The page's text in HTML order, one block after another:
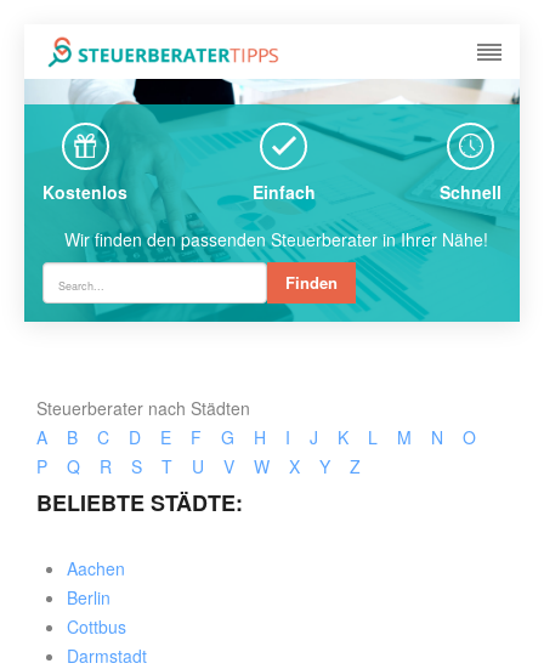
Kostenlos Einfach
Schnell
Wir finden den passenden Steuerberater in Ihrer Nähe!
Finden
Steuerberater nach Städten
A
B C D E F G H I J K L M N
O
P
Q R S T U V W X Y Z
BELIEBTE STÄDTE:
Aachen
Berlin
Cottbus
Darmstadt